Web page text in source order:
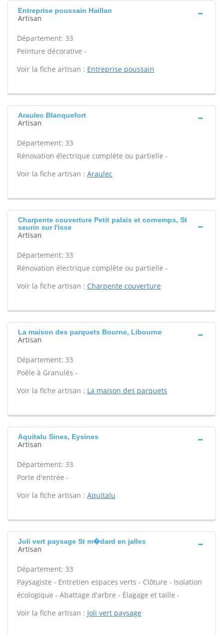
Entreprise poussain Haillan
Artisan
Département: 33
Peinture décorative -
Voir la fiche artisan : Entreprise poussain
Araulec Blanquefort
Artisan
Département: 33
Rénovation électrique complète ou partielle -
Voir la fiche artisan : Araulec
Charpente couverture Petit palais et cornemps, St
seurin sur l'isse
Artisan
Département: 33
Rénovation électrique complète ou partielle -
Voir la fiche artisan : Charpente couverture
La maison des parquets Bourne, Libourne
Artisan
Département: 33
Poêle à Granulés -
Voir la fiche artisan : La maison des parquets
Aquitalu Sines, Eysines
Artisan
Département: 33
Porte d'entrée -
Voir la fiche artisan : Aquitalu
Joli vert paysage St m�dard en jalles
Artisan
Département: 33
Paysagiste - Entretien espaces verts - Clôture - Isolation
écologique - Abattage d'arbre - Élagage et taille -
Voir la fiche artisan : Joli vert paysage